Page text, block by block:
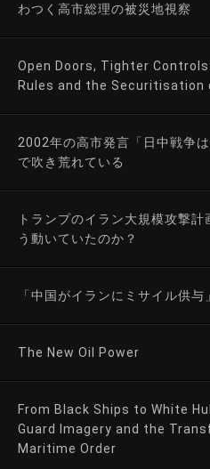
わつく高市総理の被災地視察
Open Doors, Tighter
Rules and the Securitisation
2002年の高市発言「日中戦争
で吹き荒れている
トランプのイラン大規模攻撃
う動いていたのか？
「中国がイランにミサイル供与
The New Oil Power
From Black Ships to White
Guard Imagery and the
Maritime Order